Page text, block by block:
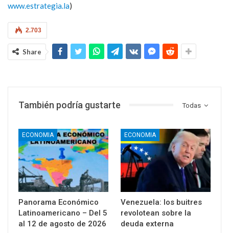
www.estrategia.la)
2.703
Share
Todas
También podría gustarte
ECONOMIA
Panorama Económico
Latinoamericano – Del 5
al 12 de agosto de 2026
ECONOMIA
Venezuela: los buitres
revolotean sobre la
deuda externa